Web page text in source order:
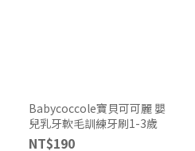
Babycoccole寶貝可可麗 嬰
兒乳牙軟毛訓練牙刷1-3歲
NT$190